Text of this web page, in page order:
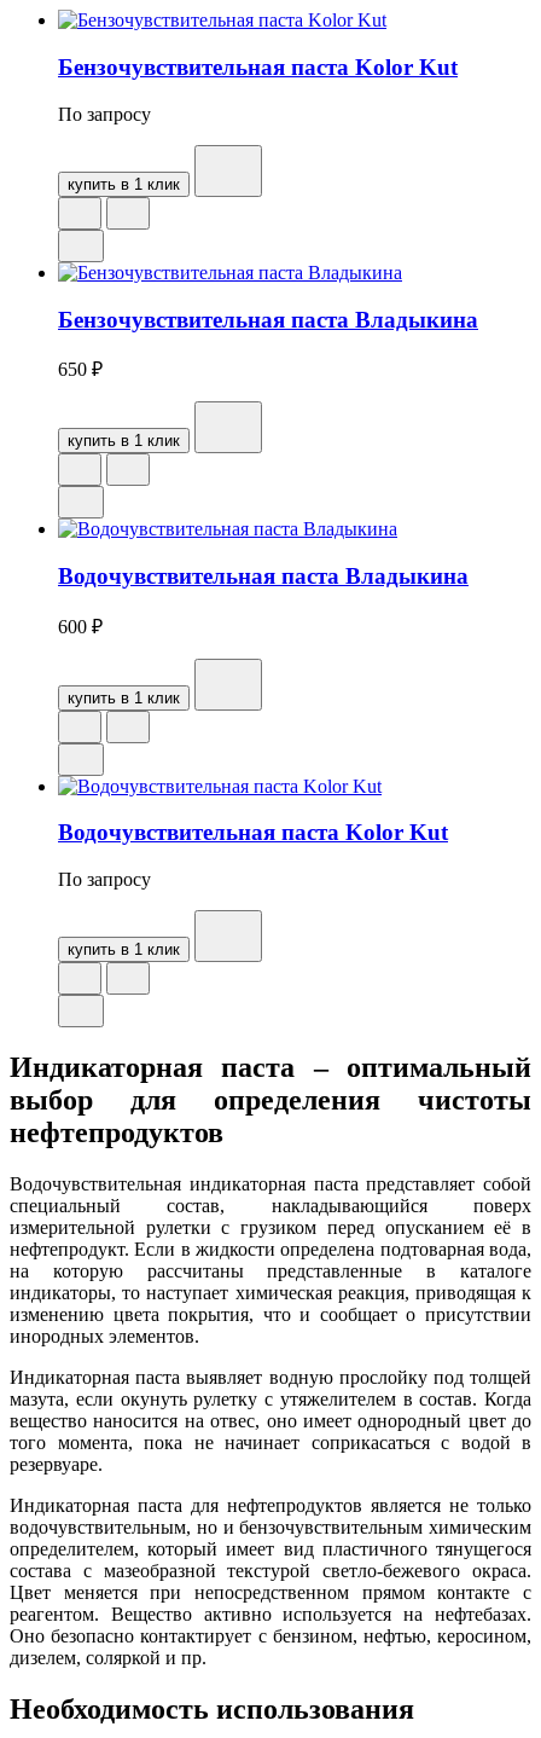
Бензочувствительная паста Kolor Kut
По запросу
купить в 1 клик
Бензочувствительная паста Владыкина
650 ₽
купить в 1 клик
Водочувствительная паста Владыкина
600 ₽
купить в 1 клик
Водочувствительная паста Kolor Kut
По запросу
купить в 1 клик
Индикаторная паста – оптимальный
выбор для определения чистоты
нефтепродуктов
Водочувствительная индикаторная паста представляет собой
специальный состав, накладывающийся поверх
измерительной рулетки с грузиком перед опусканием её в
нефтепродукт. Если в жидкости определена подтоварная вода,
на которую рассчитаны представленные в каталоге
индикаторы, то наступает химическая реакция, приводящая к
изменению цвета покрытия, что и сообщает о присутствии
инородных элементов.
Индикаторная паста выявляет водную прослойку под толщей
мазута, если окунуть рулетку с утяжелителем в состав. Когда
вещество наносится на отвес, оно имеет однородный цвет до
того момента, пока не начинает соприкасаться с водой в
резервуаре.
Индикаторная паста для нефтепродуктов является не только
водочувствительным, но и бензочувствительным химическим
определителем, который имеет вид пластичного тянущегося
состава с мазеобразной текстурой светло-бежевого окраса.
Цвет меняется при непосредственном прямом контакте с
реагентом. Вещество активно используется на нефтебазах.
Оно безопасно контактирует с бензином, нефтью, керосином,
дизелем, соляркой и пр.
Необходимость использования